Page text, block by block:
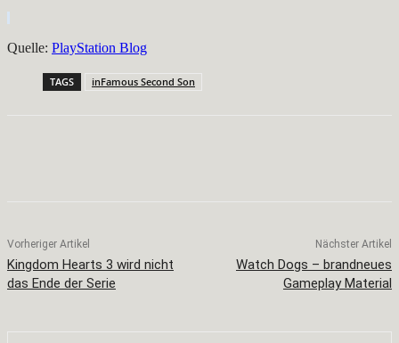
Quelle: PlayStation Blog
TAGS inFamous Second Son
Vorheriger Artikel
Kingdom Hearts 3 wird nicht
das Ende der Serie
Nächster Artikel
Watch Dogs – brandneues
Gameplay Material